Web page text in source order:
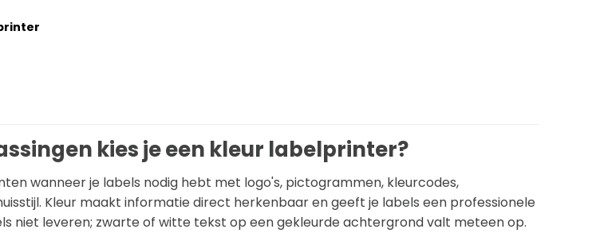
kies je een kleur labelprinter?
wanneer je labels nodig hebt met logo's, pictogrammen, kleurcodes,
Kleur maakt informatie direct herkenbaar en geeft je labels een professionele
niet leveren; zwarte of witte tekst op een gekleurde achtergrond valt meteen op.